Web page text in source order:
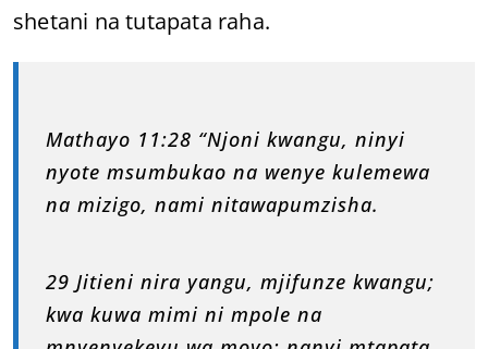
shetani na tutapata raha.
Mathayo 11:28 “Njoni kwangu, ninyi
nyote msumbukao na wenye kulemewa
na mizigo, nami nitawapumzisha.
29 Jitieni nira yangu, mjifunze kwangu;
kwa kuwa mimi ni mpole na